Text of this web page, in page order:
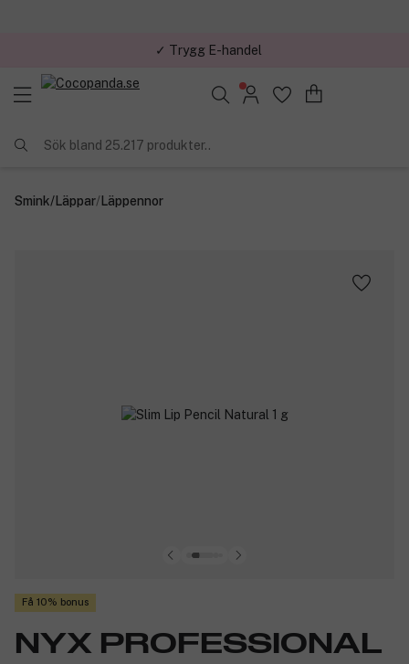
✓ Trygg E-handel
Sök bland 25.217 produkter..
Smink/Läppar/Läppennor
Få 10% bonus
NYX PROFESSIONAL